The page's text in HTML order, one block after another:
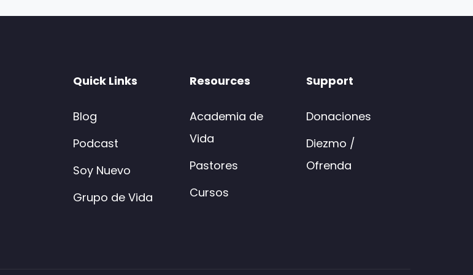
Quick Links
Blog
Podcast
Soy Nuevo
Grupo de Vida
Resources
Academia de
Vida
Pastores
Cursos
Support
Donaciones
Diezmo /
Ofrenda